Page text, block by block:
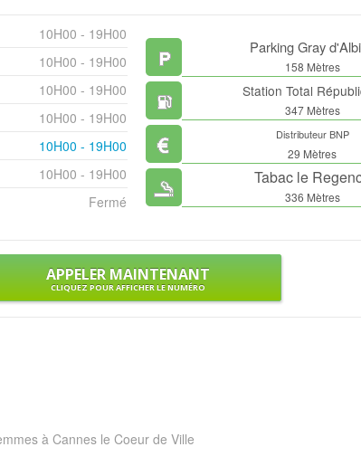
10H00 - 19H00
10H00 - 19H00
10H00 - 19H00
10H00 - 19H00
10H00 - 19H00
10H00 - 19H00
Fermé
Parking Gray
158 Mètres
Station Total
347 Mètres
Distributeur BNP
29 Mètres
Tabac le
336 Mètres
APPELER MAINTENANT
CLIQUEZ POUR AFFICHER LE NUMÉRO
à Cannes le Coeur de Ville